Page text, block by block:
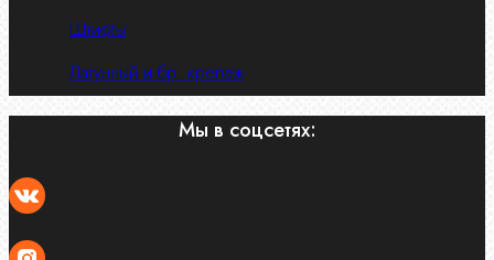
Штифты
Латунный и бр. крепеж
Мы в соцсетях: